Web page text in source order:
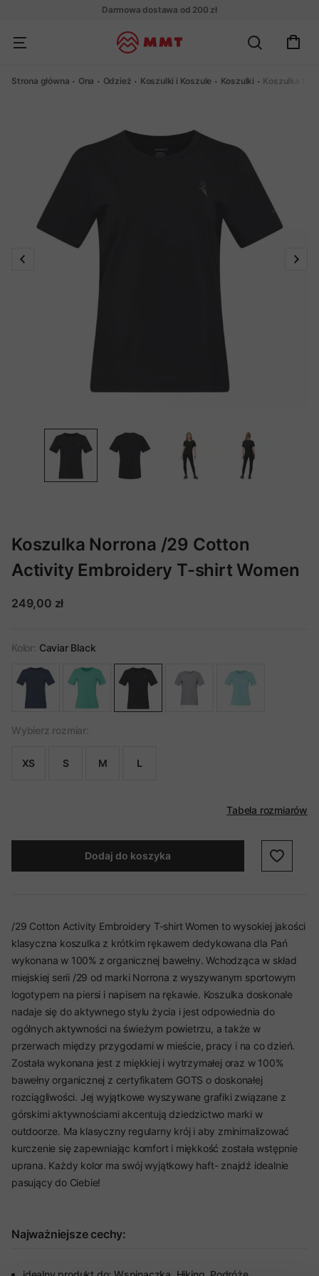
Darmowa dostawa od 200 zł
Strona główna Ona Odzież Koszulki i Koszule Koszulki Koszulka
Koszulka Norrona /29 Cotton
Activity Embroidery T-shirt Women
249,00 zł
Kolor: Caviar Black
Wybierz rozmiar:
XS S M L
Tabela rozmiarów
Dodaj do koszyka
/29 Cotton Activity Embroidery T-shirt Women to wysokiej jakości
klasyczna koszulka z krótkim rękawem dedykowana dla Pań
wykonana w 100% z organicznej bawełny. Wchodząca w skład
miejskiej serii /29 od marki Norrona z wyszywanym sportowym
logotypem na piersi i napisem na rękawie. Koszulka doskonale
nadaje się do aktywnego stylu życia i jest odpowiednia do
ogólnych aktywności na świeżym powietrzu, a także w
przerwach między przygodami w mieście, pracy i na co dzień.
Została wykonana jest z miękkiej i wytrzymałej oraz w 100%
bawełny organicznej z certyfikatem GOTS o doskonałej
rozciągliwości. Jej wyjątkowe wyszywane grafiki związane z
górskimi aktywnościami akcentują dziedzictwo marki w
outdoorze. Ma klasyczny regularny krój i aby zminimalizować
kurczenie się zapewniając komfort i miękkość została wstępnie
uprana. Każdy kolor ma swój wyjątkowy haft- znajdź idealnie
pasujący do Ciebie!
Najważniejsze cechy: